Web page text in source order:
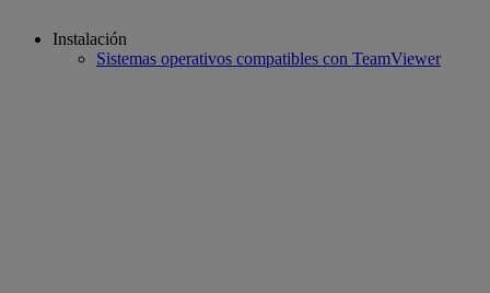
Instalación
Sistemas operativos compatibles con TeamViewer